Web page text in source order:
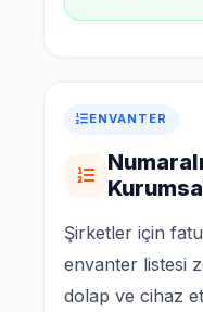
ENVANTER
Şirketler için
envanter listesi
dolap ve cihaz